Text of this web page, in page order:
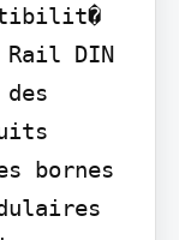
Rail DIN
bornes